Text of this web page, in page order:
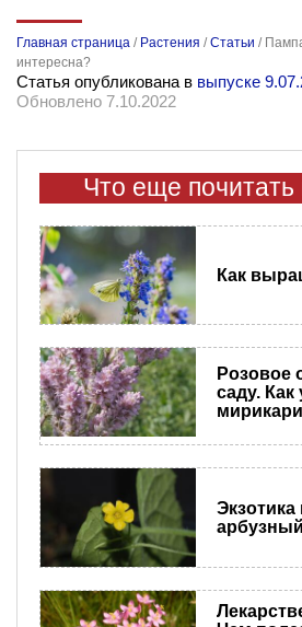
Главная страница / Растения /Статьи /
интересна?
Статья опубликована в выпуске
Обновлено 7.10.2022
Что еще почитать
Как
Розовое
саду. Как
Экзотика